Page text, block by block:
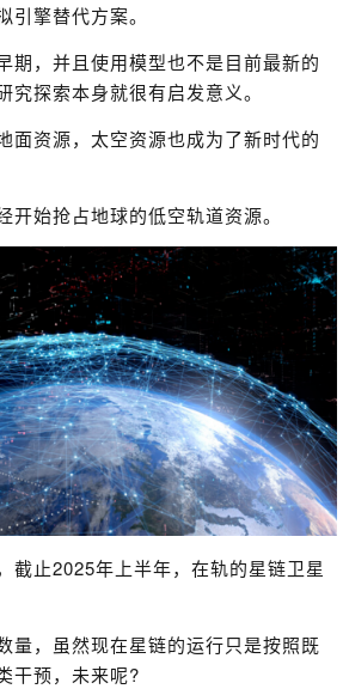
擎替代方案。
期，并且使用模型也不是目前最新的
探索本身就很有启发意义。
面资源，太空资源也成为了新时代的
开始抢占地球的低空轨道资源。
截止2025年上半年，在轨的星链卫星
量，虽然现在星链的运行只是按照既
干预，未来呢?